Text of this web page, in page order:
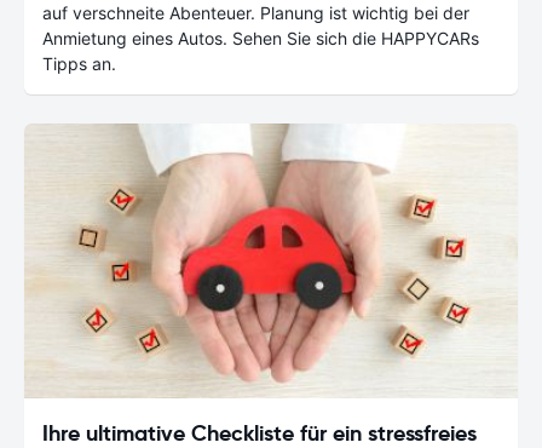
auf verschneite Abenteuer. Planung ist wichtig bei der
Anmietung eines Autos. Sehen Sie sich die HAPPYCARs
Tipps an.
Ihre ultimative Checkliste für ein stressfreies